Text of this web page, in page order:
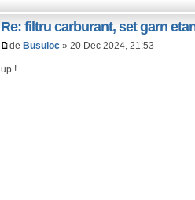
Re: filtru carburant, set garn
deBusuioc » 20 Dec 2024, 21:53
up !